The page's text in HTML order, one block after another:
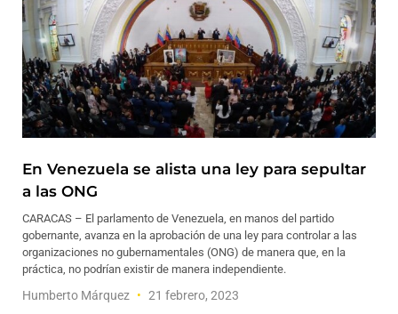
En Venezuela se alista una ley para sepultar
a las ONG
CARACAS – El parlamento de Venezuela, en manos del partido
gobernante, avanza en la aprobación de una ley para controlar a las
organizaciones no gubernamentales (ONG) de manera que, en la
práctica, no podrían existir de manera independiente.
Humberto Márquez 21 febrero, 2023